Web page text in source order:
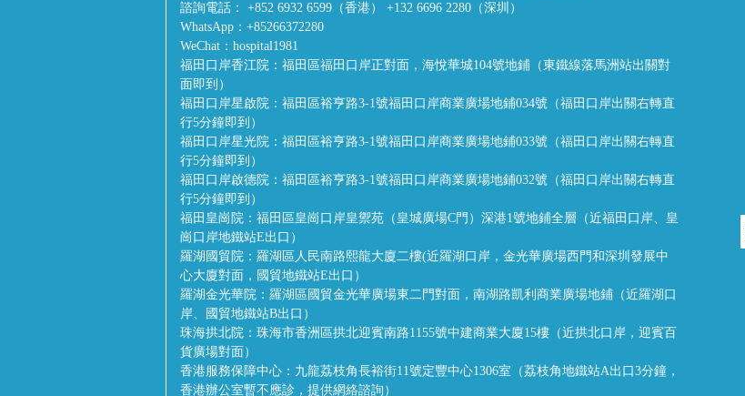
諮詢電話：
+852 6932 6599（香港） +132 6696 2280（深圳）
WhatsApp： +85266372280
WeChat： hospital1981
福田口岸香江院： 福田區福田口岸正對面，海悅華城104號地鋪（東鐵線落馬洲站出關對
面即到）
福田口岸星啟院： 福田區裕亨路3-1號福田口岸商業廣場地鋪034號（福田口岸出關右轉直
行5分鐘即到）
福田口岸星光院： 福田區裕亨路3-1號福田口岸商業廣場地鋪033號（福田口岸出關右轉直
行5分鐘即到）
福田口岸啟德院： 福田區裕亨路3-1號福田口岸商業廣場地鋪032號（福田口岸出關右轉直
行5分鐘即到）
福田皇崗院： 福田區皇崗口岸皇禦苑（皇城廣場C門）深港1號地鋪全層（近福田口岸、皇
崗口岸地鐵站E出口）
羅湖國貿院： 羅湖區人民南路熙龍大廈二樓(近羅湖口岸，金光華廣場西門和深圳發展中
心大廈對面，國貿地鐵站E出口）
羅湖金光華院： 羅湖區國貿金光華廣場東二門對面，南湖路凱利商業廣場地鋪（近羅湖口
岸、國貿地鐵站B出口）
珠海拱北院： 珠海市香洲區拱北迎賓南路1155號中建商業大廈15樓（近拱北口岸，迎賓百
貨廣場對面）
香港服務保障中心： 九龍荔枝角長裕街11號定豐中心1306室（荔枝角地鐵站A出口3分鐘，
香港辦公室暫不應診，提供網絡諮詢）